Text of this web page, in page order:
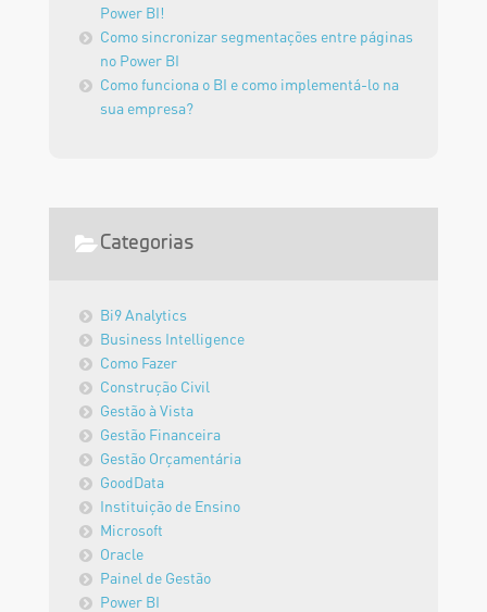
Power BI!
Como sincronizar segmentações entre páginas
no Power BI
Como funciona o BI e como implementá-lo na
sua empresa?
Categorias
Bi9 Analytics
Business Intelligence
Como Fazer
Construção Civil
Gestão à Vista
Gestão Financeira
Gestão Orçamentária
GoodData
Instituição de Ensino
Microsoft
Oracle
Painel de Gestão
Power BI